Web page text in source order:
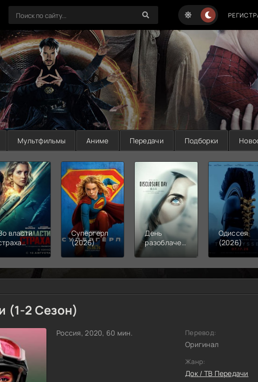
Мультфильмы Аниме Передачи Подборки
власти
Супергерл
(2026)
День
разоблачения
Одиссея
(2026)
(1-2 Сезон)
Россия, 2020, 60 мин. Перевод:
Оригинал
Жанр:
Док / ТВ Передачи